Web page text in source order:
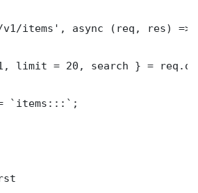
items', async (req, res) =>
limit = 20, search } =
= `items:::`;